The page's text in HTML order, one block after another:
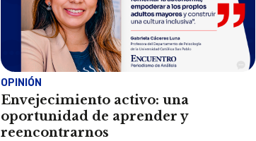
OPINIÓN
Envejecimiento activo: una
oportunidad de aprender y
reencontrarnos